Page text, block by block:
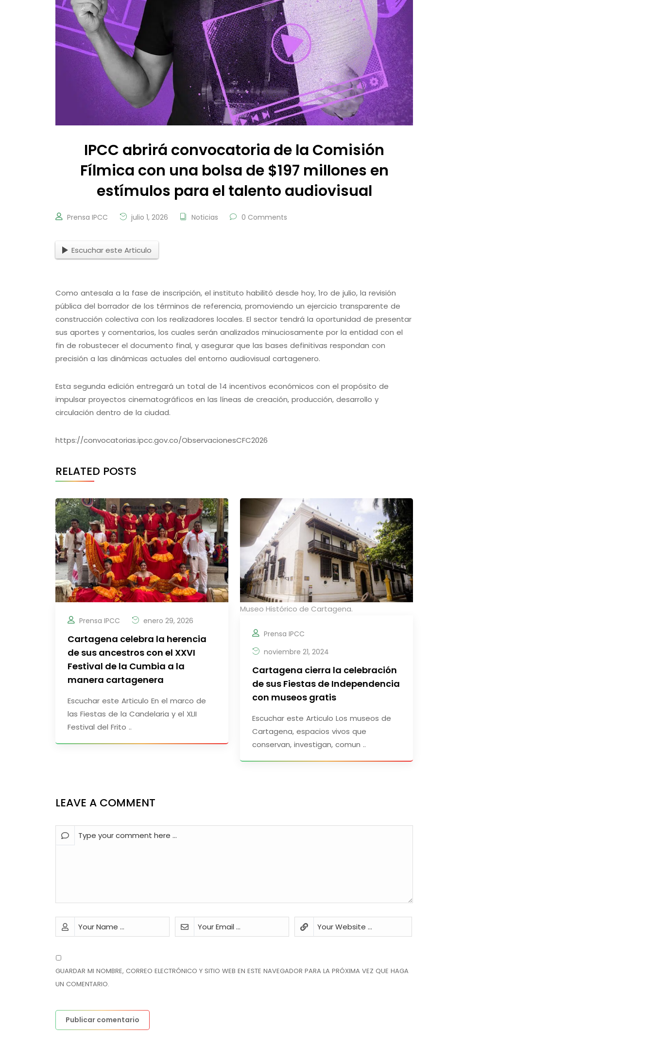
IPCC abrirá convocatoria de la Comisión
Fílmica con una bolsa de $197 millones en
estímulos para el talento audiovisual
Prensa IPCC julio 1, 2026 Noticias 0 Comments
Escuchar este Articulo
Como antesala a la fase de inscripción, el instituto habilitó desde hoy, 1ro de julio, la revisión
pública del borrador de los términos de referencia, promoviendo un ejercicio transparente de
construcción colectiva con los realizadores locales. El sector tendrá la oportunidad de presentar
sus aportes y comentarios, los cuales serán analizados minuciosamente por la entidad con el
fin de robustecer el documento final, y asegurar que las bases definitivas respondan con
precisión a las dinámicas actuales del entorno audiovisual cartagenero.
Esta segunda edición entregará un total de 14 incentivos económicos con el propósito de
impulsar proyectos cinematográficos en las líneas de creación, producción, desarrollo y
circulación dentro de la ciudad.
https://convocatorias.ipcc.gov.co/ObservacionesCFC2026
RELATED POSTS
Prensa IPCC enero 29, 2026
Cartagena celebra la herencia
de sus ancestros con el XXVI
Festival de la Cumbia a la
manera cartagenera
Escuchar este Articulo En el marco de
las Fiestas de la Candelaria y el XLII
Festival del Frito ..
Museo Histórico de Cartagena.
Prensa IPCC
noviembre 21, 2024
Cartagena cierra la celebración
de sus Fiestas de Independencia
con museos gratis
Escuchar este Articulo Los museos de
Cartagena, espacios vivos que
conservan, investigan, comun ..
LEAVE A COMMENT
GUARDAR MI NOMBRE, CORREO ELECTRÓNICO Y SITIO WEB EN ESTE NAVEGADOR PARA LA PRÓXIMA VEZ QUE HAGA
UN COMENTARIO.